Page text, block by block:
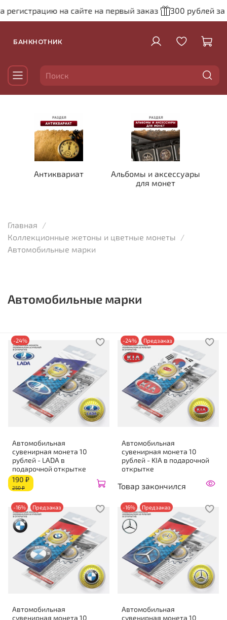
регистрацию на сайте на первый заказ 300 рублей за
БАНКНОТНИК
Антиквариат
Альбомы и аксессуары
для монет
Главная
Коллекционные жетоны и цветные монеты
Автомобильные марки
Автомобильные марки
-24%
Автомобильная
сувенирная монета 10
рублей - LADA в
подарочной открытке
190 ₽
250 ₽
-24% Предзаказ
Автомобильная
сувенирная монета 10
рублей - KIA в подарочной
открытке
Товар закончился
-16% Предзаказ
Автомобильная
сувенирная монета 10
-16% Предзаказ
Автомобильная
сувенирная монета 10